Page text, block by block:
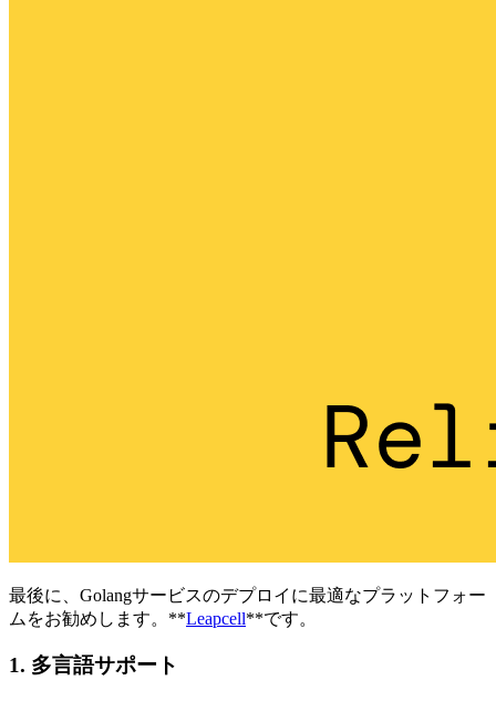
最後に、Golangサービスのデプロイに最適なプラットフォー
ムをお勧めします。**Leapcell**です。
1. 多言語サポート